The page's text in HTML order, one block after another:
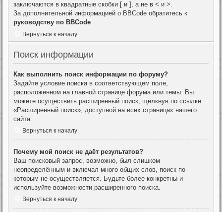
заключаются в квадратные скобки [ и ], а не в < и >.
За дополнительной информацией о BBCode обратитесь к
руководству по BBCode
Вернуться к началу
Поиск информации
Как выполнить поиск информации по форуму?
Задайте условие поиска в соответствующем поле,
расположенном на главной странице форума или темы. Вы
можете осуществить расширенный поиск, щёлкнув по ссылке
«Расширенный поиск», доступной на всех страницах нашего
сайта.
Вернуться к началу
Почему мой поиск не даёт результатов?
Ваш поисковый запрос, возможно, был слишком
неопределённым и включал много общих слов, поиск по
которым не осуществляется. Будьте более конкретны и
используйте возможности расширенного поиска.
Вернуться к началу